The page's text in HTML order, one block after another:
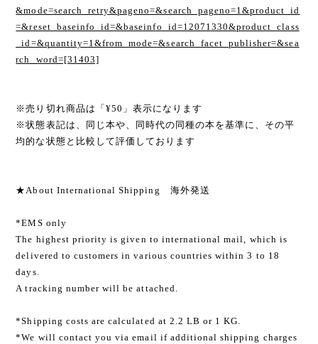
&mode=search_retry&pageno=&search_pageno=1&product_id
=&reset_baseinfo_id=&baseinfo_id=12071330&product_class
_id=&quantity=1&from_mode=&search_facet_publisher=&sea
rch_word=[31403]
※売り切れ商品は「¥50」表示になります
※状態表記は、同じ本や、同時代の同種の本を基準に、その平
均的な状態と比較して評価しております
★About International Shipping 海外発送
*EMS only
The highest priority is given to international mail, which is
delivered to customers in various countries within 3 to 18
days.
A tracking number will be attached.
*Shipping costs are calculated at 2.2 LB or 1 KG.
*We will contact you via email if additional shipping charges